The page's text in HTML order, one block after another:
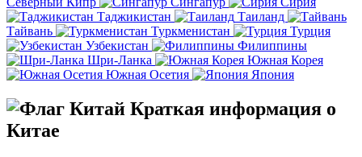
Таджикистан
Таиланд
Тайвань
Туркменистан
Турция
Узбекистан
Филиппины
Шри-Ланка
Южная Корея
Южная Осетия
Япония
Краткая информация о
Китае